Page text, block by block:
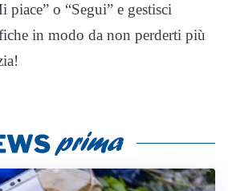
piace” o “Segui” e gestisci
in modo da non perderti più